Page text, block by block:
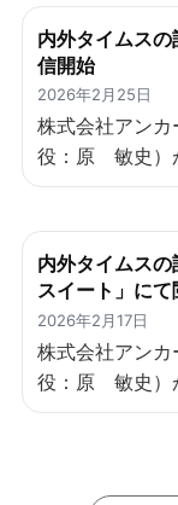
内外タイムス
信開始
2026年2月25日
株式会社アン
役：原 敏史）
内外タイムス
スイート」にて
2026年2月17日
株式会社アン
役：原 敏史）